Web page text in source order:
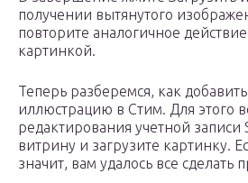
получении вытянутого
повторите аналогичное
картинкой.
Теперь разберемся, как
иллюстрацию в Стим. Для этого
редактирования учетной записи
витрину и загрузите картинку.
значит, вам удалось все сделать